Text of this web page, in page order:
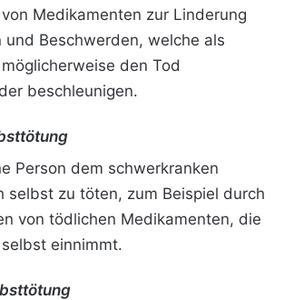
Medikamenten zur Linderung
und Beschwerden, welche als
den Tod
beschleunigen.
Person dem schwerkranken
selbst zu töten, zum Beispiel durch
von tödlichen Medikamenten, die
einnimmt.